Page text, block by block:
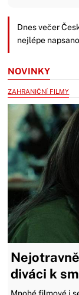
Dnes večer
nejlépe
NOVINKY
ZAHRANIČNÍ FILMY
diváci k